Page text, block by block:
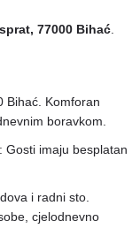
77000 Bihać
Bihać. Komforan
boravkom.
Gosti imaju besplatan
i radni sto.
cjelodnevno